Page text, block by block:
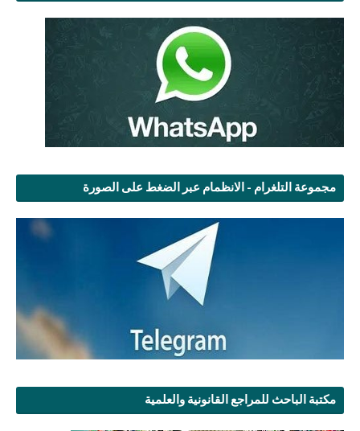
مجموعة التلغرام - الانظمام عبر الضغط على الصورة
مكتبة الباحث للمراجع القانونية والعلمية